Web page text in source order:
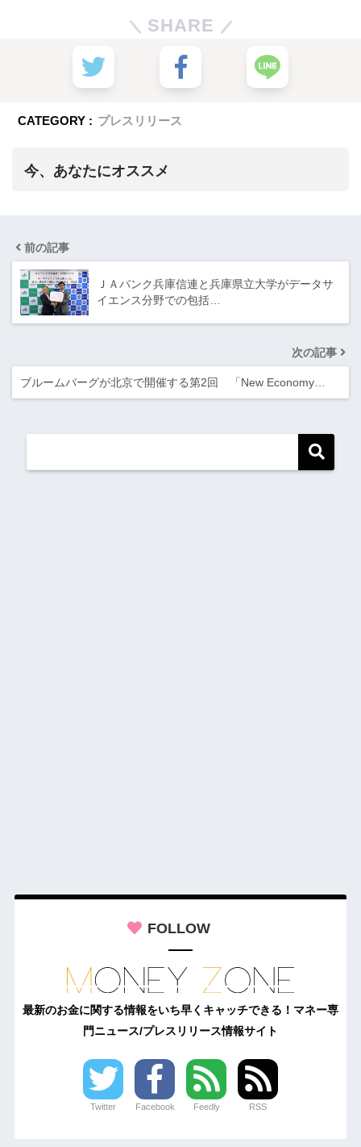
SHARE
CATEGORY : プレスリリース
今、あなたにオススメ
前の記事
ＪＡバンク兵庫信連と兵庫県立大学がデータサ
イエンス分野での包括…
次の記事
ブルームバーグが北京で開催する第2回 「New Economy…
FOLLOW
最新のお金に関する情報をいち早くキャッチできる！マネー専
門ニュース/プレスリリース情報サイト
Twitter Facebook Feedly RSS